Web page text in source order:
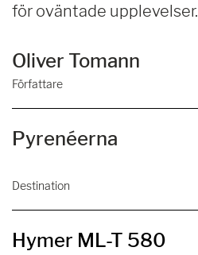
för oväntade upplevelser.
Oliver Tomann
Författare
Destination
Pyrenéerna
Hymer ML-T 580